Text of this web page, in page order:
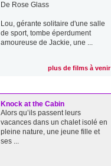
De Rose Glass
Lou, gérante solitaire d'une salle
de sport, tombe éperdument
amoureuse de Jackie, une ...
plus de films à venir
Knock at the Cabin
Alors qu’ils passent leurs
vacances dans un chalet isolé en
pleine nature, une jeune fille et
ses ...